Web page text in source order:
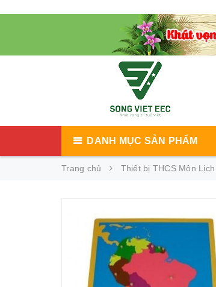
DANH MỤC SẢN PHẨM
Trang chủ Thiết bị THCS Môn